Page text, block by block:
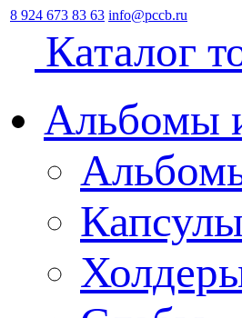
8 924 673 83 63 info@pccb.ru
Каталог
Альбомы
Капсулы